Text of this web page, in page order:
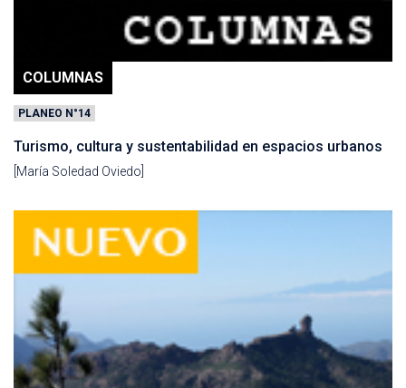
COLUMNAS
PLANEO N°14
Turismo, cultura y sustentabilidad en espacios urbanos
[María Soledad Oviedo]